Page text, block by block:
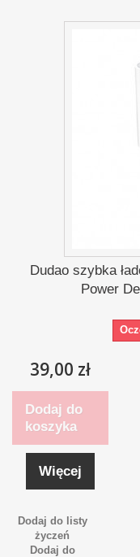
Dudao szybka
Power
39,00 zł
Dodaj do
koszyka
Więcej
Dodaj do listy
życzeń
Dodaj do